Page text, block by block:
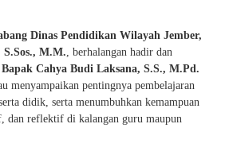
Dinas Pendidikan Wilayah Jember,
S.Sos., M.M., berhalangan hadir dan
Cahya Budi Laksana, S.S., M.Pd.
menyampaikan pentingnya pembelajaran
didik, serta menumbuhkan kemampuan
reflektif di kalangan guru maupun